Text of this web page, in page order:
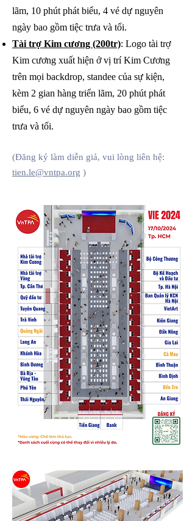
lãm, 10 phút phát biểu, 4 vé dự nguyên
ngày bao gồm tiệc trưa và tối.
Tài trợ Kim cương (200tr): Logo tài trợ
Kim cương xuất hiện ở vị trí Kim Cương
trên mọi backdrop, standee của sự kiện,
kèm 2 gian hàng triển lãm, 20 phút phát
biểu, 6 vé dự nguyên ngày bao gồm tiệc
trưa và tối.
(Đăng ký làm diễn giả, vui lòng liên hệ:
tien.le@vntpa.org )